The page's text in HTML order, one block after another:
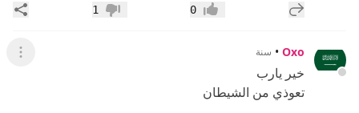
إضافة رد جديد إعجاب0 عدم إعجاب
1
Oxo
• سنة عرض
خير يارب
تعوذي من الشيطان